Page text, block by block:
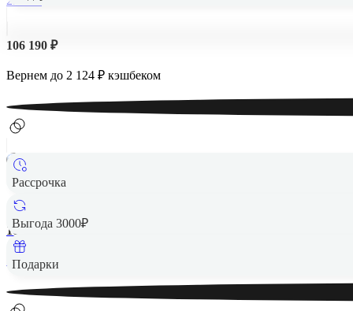
106 190 ₽
Вернем до 2 124 ₽ кэшбеком
Рассрочка
Выгода 3000₽
Подарки
256 Гб
107 190 ₽
Вернем до